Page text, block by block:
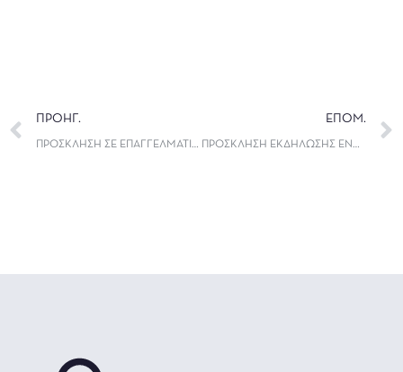
ΠΡΟΗΓ.
ΠΡΟΣΚΛΗΣΗ ΣΕ ΕΠΑΓΓΕΛΜΑΤΙΕΣ ΗΘΟΠΟΙΟΥΣ ΓΙΑ ΕΡΓΑΣΤΗΡΙΟ ΓΝΩΡΙΜΙΑΣ ΜΕ ΤΟΝ ΚΑΛΛΙΤΕΧΝΙΚΟ ΔΙΕΥΘΥΝΤΗ
ΕΠΟΜ.
ΠΡΟΣΚΛΗΣΗ ΕΚΔΗΛΩΣΗΣ ΕΝΔΙΑΦΕΡΟΝΤΟΣ ΓΙΑ ΤΑ ΕΡΓΑΣΤΗΡΙΑ ΤΟΥ ΔΗΠΕΘΕ ΙΩΑΝΝΙΝΩΝ